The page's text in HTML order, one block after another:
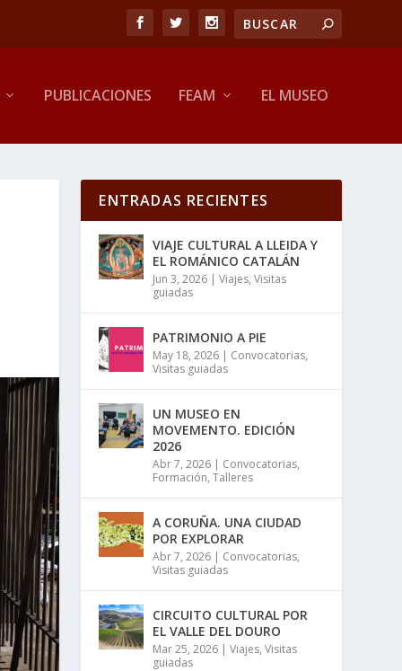
PUBLICACIONES FEAM EL MUSEO
ENTRADAS RECIENTES
VIAJE CULTURAL A LLEIDA Y
EL ROMÁNICO CATALÁN
Jun 3, 2026 |Viajes,Visitas
guiadas
PATRIMONIO A PIE
May 18, 2026 | Convocatorias,
Visitas guiadas
UN MUSEO EN
MOVEMENTO. EDICIÓN
2026
Abr 7, 2026 | Convocatorias,
Formación,Talleres
A CORUÑA. UNA CIUDAD
POR EXPLORAR
Abr 7, 2026 | Convocatorias,
Visitas guiadas
CIRCUITO CULTURAL POR
EL VALLE DEL DOURO
Mar 25, 2026 |Viajes,Visitas
guiadas